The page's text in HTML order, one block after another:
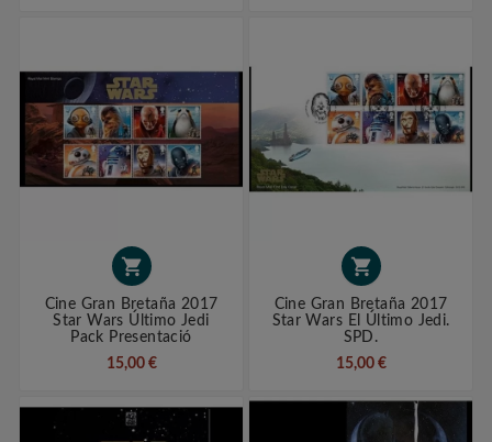

Cine Gran Bretaña 2017
Star Wars Último Jedi
Pack Presentació
15,00 €

Cine Gran Bretaña 2017
Star Wars El Último Jedi.
SPD.
15,00 €